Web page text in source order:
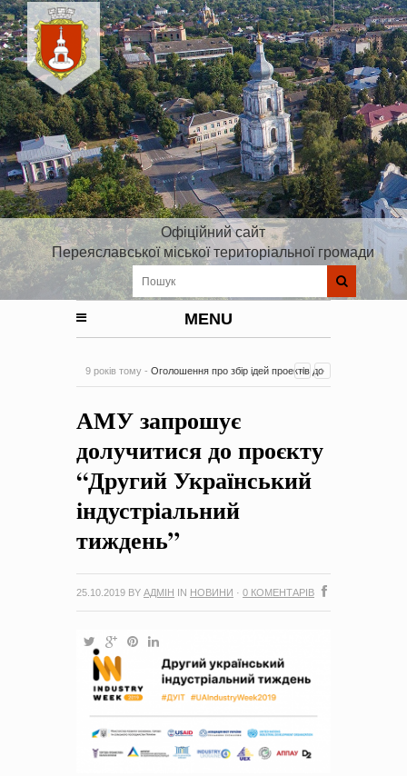
Офіційний сайт
Переяславської міської територіальної громади
MENU
9 років тому - Оголошення про збір ідей проектів до
на період 2018 – 2020 роки Оголошення про збір ідей
0 Коментарів
АМУ запрошує
долучитися до проєкту
“Другий Український
індустріальний
тиждень”
25.10.2019 BY АДМІН IN НОВИНИ · 0 КОМЕНТАРІВ